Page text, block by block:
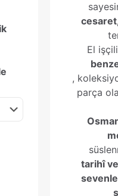
El
,
parça
tarihî